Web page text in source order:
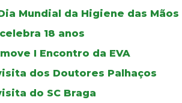
Mundial da Higiene das Mãos
18 anos
I Encontro da EVA
dos Doutores Palhaços
do SC Braga